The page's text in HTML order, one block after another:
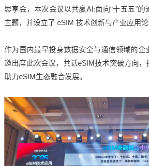
思享会，本次会议以共赢AI:面向“十五五”的
主题，并设立了 eSIM 技术创新与产业应用论
作为国内最早投身数据安全与通信领域的企
邀出席此次会议，共话eSIM技术突破方向，
助力eSIM生态融合发展。